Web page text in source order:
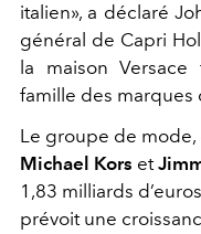
italien», a déclaré
général de Capri
la maison
famille des marques
Le groupe de
Michael Kors et
1,83 milliards
prévoit une